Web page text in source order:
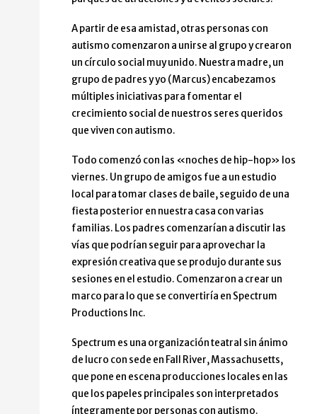
A partir de esa amistad, otras personas con
autismo comenzaron a unirse al grupo y crearon
un círculo social muy unido. Nuestra madre, un
grupo de padres y yo (Marcus) encabezamos
múltiples iniciativas para fomentar el
crecimiento social de nuestros seres queridos
que viven con autismo.
Todo comenzó con las «noches de hip-hop» los
viernes. Un grupo de amigos fue a un estudio
local para tomar clases de baile, seguido de una
fiesta posterior en nuestra casa con varias
familias. Los padres comenzarían a discutir las
vías que podrían seguir para aprovechar la
expresión creativa que se produjo durante sus
sesiones en el estudio. Comenzaron a crear un
marco para lo que se convertiría en Spectrum
Productions Inc.
Spectrum es una organización teatral sin ánimo
de lucro con sede en Fall River, Massachusetts,
que pone en escena producciones locales en las
que los papeles principales son interpretados
íntegramente por personas con autismo.